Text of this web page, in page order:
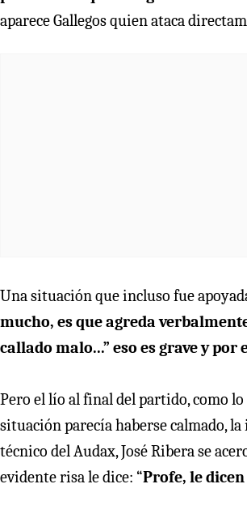
aparece Gallegos quien ataca
Una situación que incluso fue
mucho, es que agreda
callado malo...” eso es grave y
Pero el lío al final del partido, como
situación parecía haberse calmado, la
técnico del Audax, José Ribera se
evidente risa le dice: “Profe, le dicen